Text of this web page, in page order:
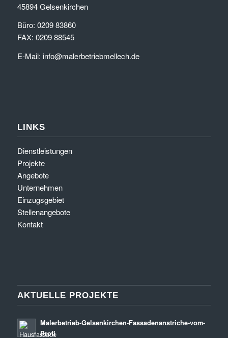
45894 Gelsenkirchen
Büro: 0209 83860
FAX: 0209 88545
E-Mail: info@malerbetriebmellech.de
LINKS
Dienstleistungen
Projekte
Angebote
Unternehmen
Einzugsgebiet
Stellenangebote
Kontakt
AKTUELLE PROJEKTE
Malerbetrieb-Gelsenkirchen-Fassadenanstriche-vom-
Profi